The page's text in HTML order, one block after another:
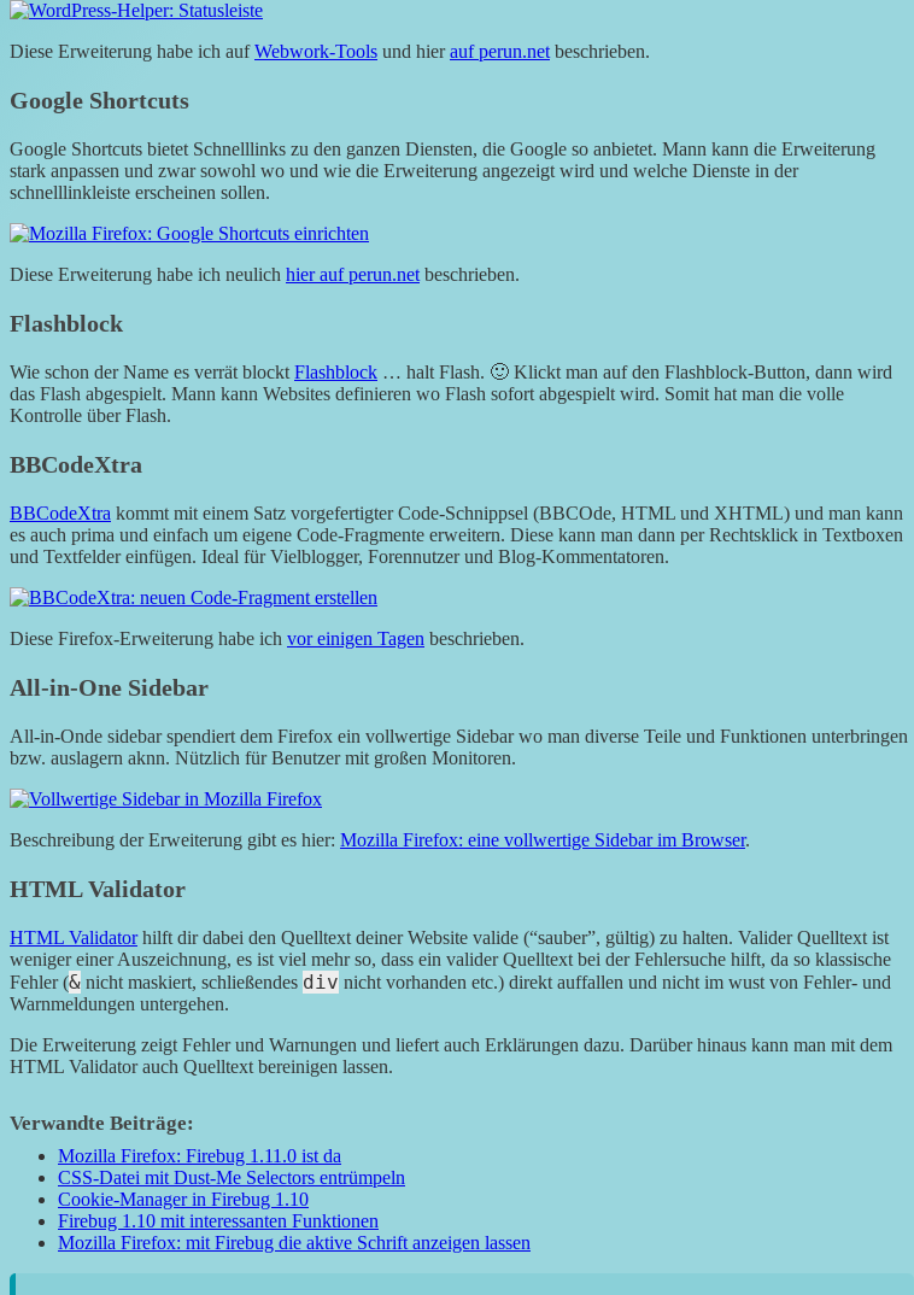
Diese Erweiterung habe ich aufWebwork-Tools und hierauf perun.net beschrieben.
Google Shortcuts
Google Shortcuts bietet Schnelllinks zu den ganzen Diensten, die Google so anbietet. Mann kann die Erweiterung
stark anpassen und zwar sowohl wo und wie die Erweiterung angezeigt wird und welche Dienste in der
schnelllinkleiste erscheinen sollen.
Diese Erweiterung habe ich neulich hier auf perun.net beschrieben.
Flashblock
Wie schon der Name es verrät blockt Flashblock … halt Flash. 🙂 Klickt man auf den Flashblock-Button, dann wird
das Flash abgespielt. Mann kann Websites definieren wo Flash sofort abgespielt wird. Somit hat man die volle
Kontrolle über Flash.
BBCodeXtra
BBCodeXtra kommt mit einem Satz vorgefertigter Code-Schnippsel (BBCOde, HTML und XHTML) und man kann
es auch prima und einfach um eigene Code-Fragmente erweitern. Diese kann man dann per Rechtsklick in Textboxen
und Textfelder einfügen. Ideal für Vielblogger, Forennutzer und Blog-Kommentatoren.
Diese Firefox-Erweiterung habe ich vor einigen Tagen beschrieben.
All-in-One Sidebar
All-in-Onde sidebar spendiert dem Firefox ein vollwertige Sidebar wo man diverse Teile und Funktionen unterbringen
bzw. auslagern aknn. Nützlich für Benutzer mit großen Monitoren.
Beschreibung der Erweiterung gibt es hier: Mozilla Firefox: eine vollwertige Sidebar im Browser.
HTML Validator
HTML Validatorhilft dir dabei den Quelltext deiner Website valide (“sauber”, gültig) zu halten. Valider Quelltext ist
weniger einer Auszeichnung, es ist viel mehr so, dass ein valider Quelltext bei der Fehlersuche hilft, da so klassische
Fehler (& nicht maskiert, schließendes div nicht vorhanden etc.) direkt auffallen und nicht im wust von Fehler- und
Warnmeldungen untergehen.
Die Erweiterung zeigt Fehler und Warnungen und liefert auch Erklärungen dazu. Darüber hinaus kann man mit dem
HTML Validator auch Quelltext bereinigen lassen.
Verwandte Beiträge:
Mozilla Firefox: Firebug 1.11.0 ist da
CSS-Datei mit Dust-Me Selectors entrümpeln
Cookie-Manager in Firebug 1.10
Firebug 1.10 mit interessanten Funktionen
Mozilla Firefox: mit Firebug die aktive Schrift anzeigen lassen